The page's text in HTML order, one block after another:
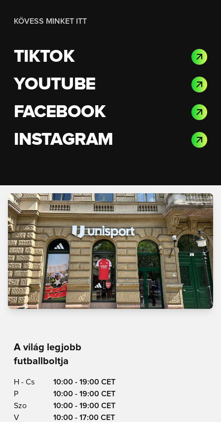
KÖVESS MINKET ITT
TIKTOK
YOUTUBE
FACEBOOK
INSTAGRAM
A világ legjobb
futballboltja
H - Cs
10:00 - 19:00 CET
P
10:00 - 19:00 CET
Szo
10:00 - 19:00 CET
V
10:00 - 17:00 CET